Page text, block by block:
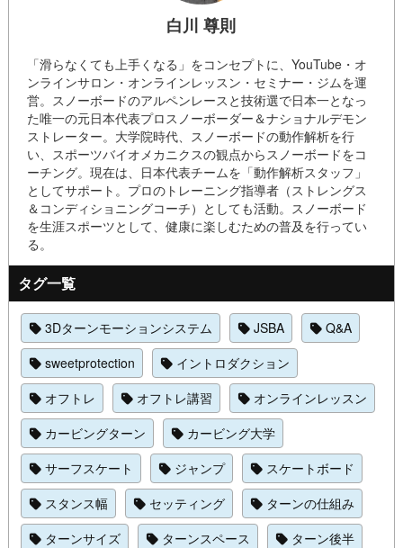
白川 尊則
「滑らなくても上手くなる」をコンセプトに、YouTube・オ
ンラインサロン・オンラインレッスン・セミナー・ジムを運
営。スノーボードのアルペンレースと技術選で日本一となっ
た唯一の元日本代表プロスノーボーダー＆ナショナルデモン
ストレーター。大学院時代、スノーボードの動作解析を行
い、スポーツバイオメカニクスの観点からスノーボードをコ
ーチング。現在は、日本代表チームを「動作解析スタッフ」
としてサポート。プロのトレーニング指導者（ストレングス
＆コンディショニングコーチ）としても活動。スノーボード
を生涯スポーツとして、健康に楽しむための普及を行ってい
る。
タグ一覧
3Dターンモーションシステム JSBA
Q&A
sweetprotection
イントロダクション
オフトレ
オフトレ講習
オンラインレッスン
カービングターン
カービング大学
サーフスケート
ジャンプ
スケートボード
スタンス幅
セッティング
ターンの仕組み
ターンサイズ
ターンスペース
ターン後半